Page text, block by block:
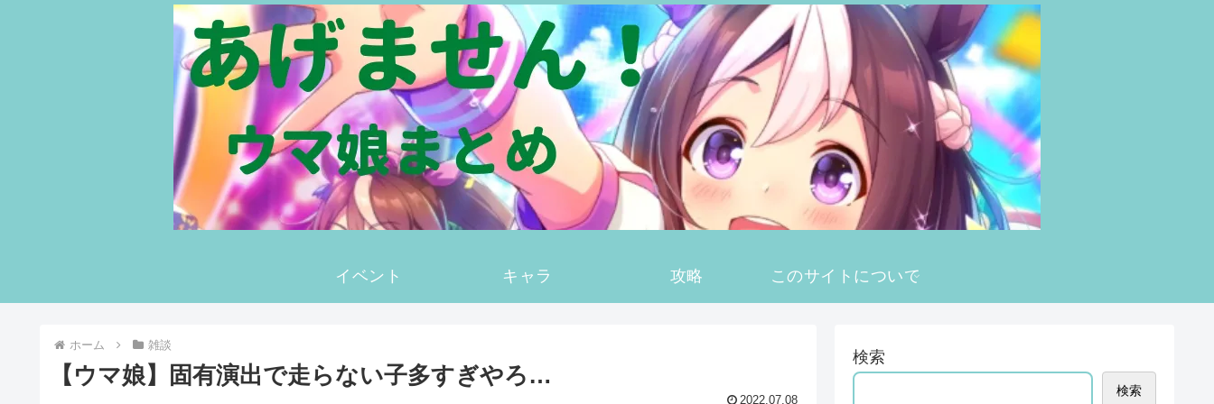
イベント キャラ 攻略 このサイトについて
ホーム 雑談
【ウマ娘】固有演出で走らない子多すぎやろ…
2022.07.08
検索
検索